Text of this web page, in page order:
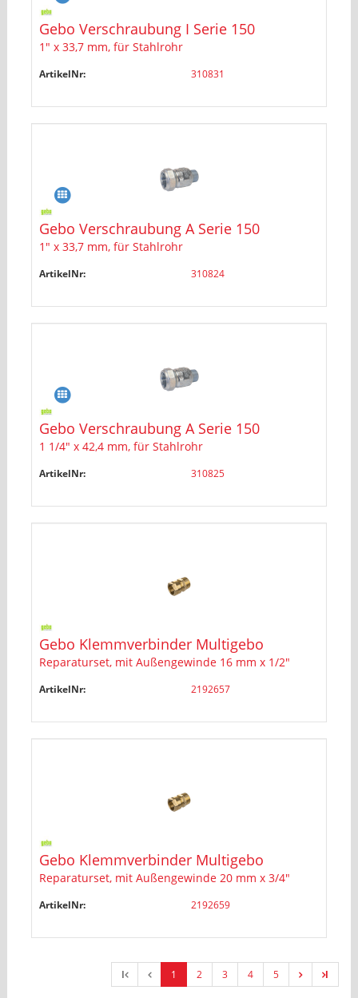
Gebo Verschraubung I Serie 150
1" x 33,7 mm, für Stahlrohr
ArtikelNr: 310831
Gebo Verschraubung A Serie 150
1" x 33,7 mm, für Stahlrohr
ArtikelNr: 310824
Gebo Verschraubung A Serie 150
1 1/4" x 42,4 mm, für Stahlrohr
ArtikelNr: 310825
Gebo Klemmverbinder Multigebo
Reparaturset, mit Außengewinde 16 mm x 1/2"
ArtikelNr: 2192657
Gebo Klemmverbinder Multigebo
Reparaturset, mit Außengewinde 20 mm x 3/4"
ArtikelNr: 2192659
l 1 2 3 4 5 l